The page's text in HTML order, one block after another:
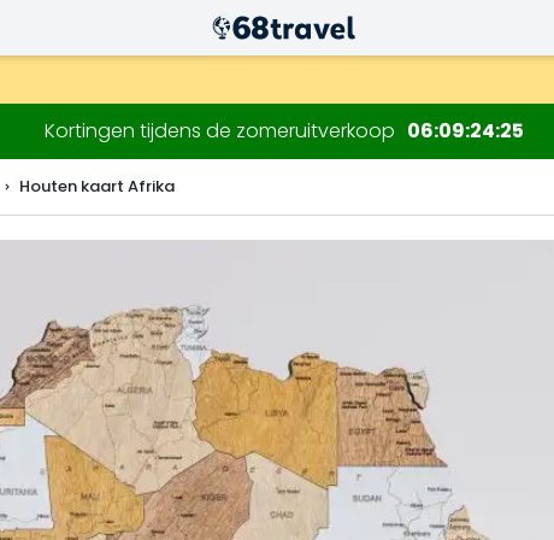
Kortingen tijdens de zomeruitverkoop 06 09 24 23
Houten kaart Afrika